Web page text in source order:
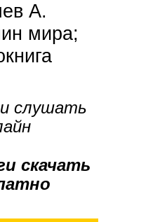
А.
мира;
слушать
скачать